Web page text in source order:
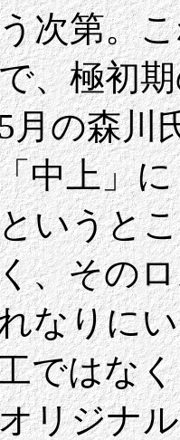
次第。
、極初
月の森川
中上」
いうと
、その
なりに
ではな
リジナ